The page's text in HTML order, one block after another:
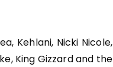
Kehlani, Nicki Nicole,
King Gizzard and the